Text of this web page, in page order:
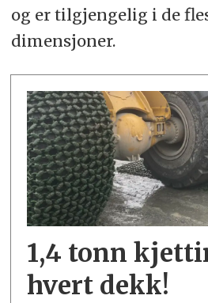
og er tilgjengelig i de
dimensjoner.
1,4 tonn
hvert dekk!